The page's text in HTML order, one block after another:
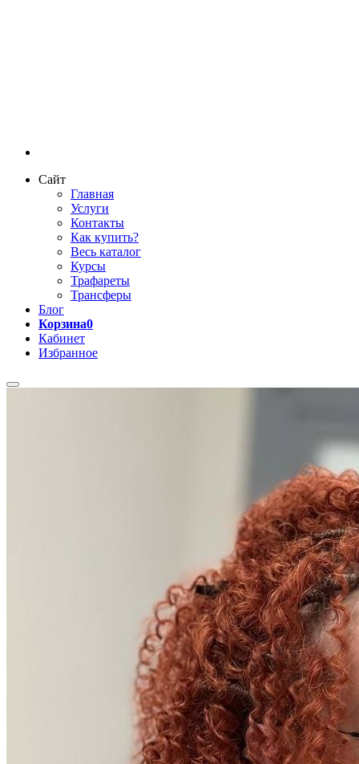
Сайт
Главная
Услуги
Контакты
Как купить?
Весь каталог
Курсы
Трафареты
Трансферы
Блог
Корзина0
Кабинет
Избранное